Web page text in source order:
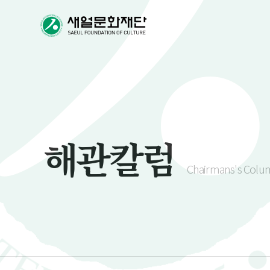
해관칼럼 Chairmans's